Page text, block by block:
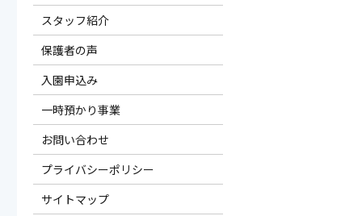
スタッフ紹介
保護者の声
入園申込み
一時預かり事業
お問い合わせ
プライバシーポリシー
サイトマップ